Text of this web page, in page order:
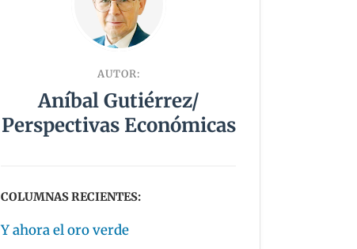
AUTOR:
Aníbal Gutiérrez/
Perspectivas Económicas
COLUMNAS RECIENTES:
Y ahora el oro verde